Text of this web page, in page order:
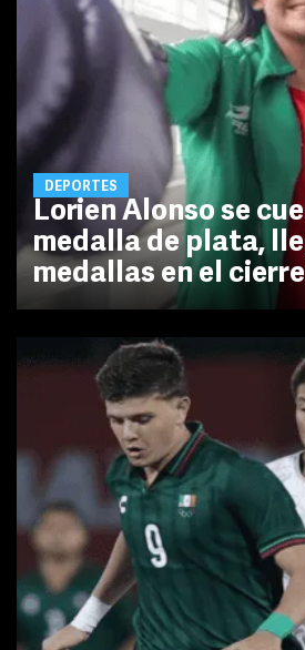
DEPORTES
Lorien Alonso se
medalla de plata,
medallas en el